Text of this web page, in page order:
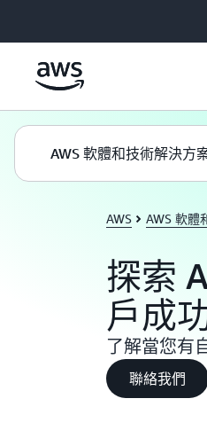
AWS 軟體和技術解決方
AWS AWS 軟體
探索
戶成
了解當您有
聯絡我們